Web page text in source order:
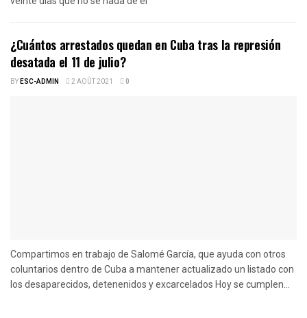
¿Cuántos arrestados quedan en Cuba tras la represión
desatada el 11 de julio?
BYESC-ADMIN 2 AOÛT 2021 0
Compartimos en trabajo de Salomé García, que ayuda con otros
coluntarios dentro de Cuba a mantener actualizado un listado con
los desaparecidos, detenenidos y excarcelados Hoy se cumplen...